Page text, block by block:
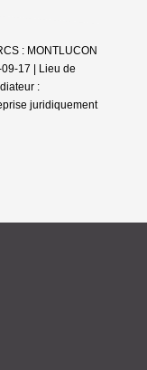
: MONTLUCON
17 | Lieu de
:
juridiquement